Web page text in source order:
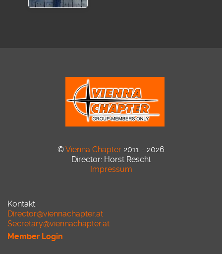
©Vienna Chapter 2011 - 2026
Director: Horst Reschl
Impressum
Kontakt:
Director@viennachapter.at
Secretary@viennachapter.at
Member Login